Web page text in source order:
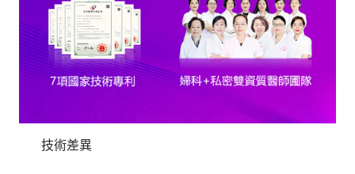
技術差異